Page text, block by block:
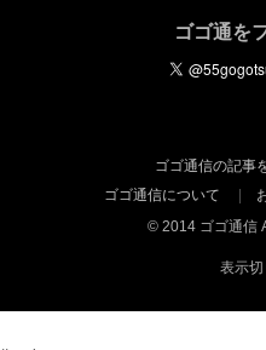
ゴゴ通を
ゴゴ通信の記事
ゴゴ通信について
© 2014 ゴゴ通信
表示切